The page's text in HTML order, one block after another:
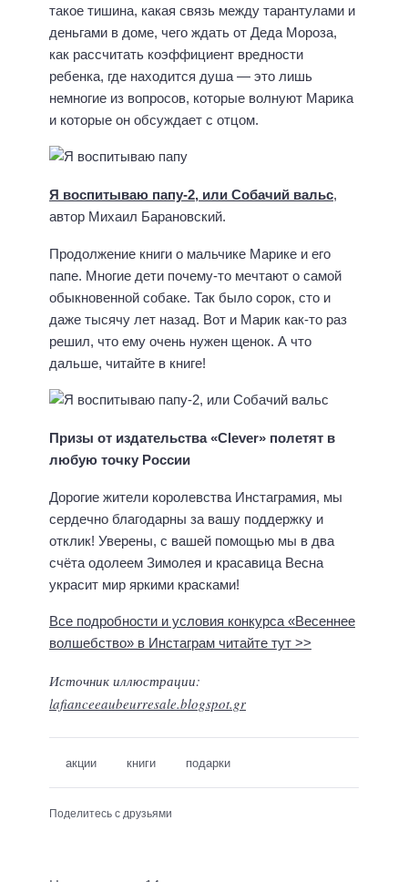
такое тишина, какая связь между тарантулами и
деньгами в доме, чего ждать от Деда Мороза,
как рассчитать коэффициент вредности
ребенка, где находится душа — это лишь
немногие из вопросов, которые волнуют Марика
и которые он обсуждает с отцом.
Я воспитываю папу-2, или Собачий вальс,
автор Михаил Барановский.
Продолжение книги о мальчике Марике и его
папе. Многие дети почему-то мечтают о самой
обыкновенной собаке. Так было сорок, сто и
даже тысячу лет назад. Вот и Марик как-то раз
решил, что ему очень нужен щенок. А что
дальше, читайте в книге!
Призы от издательства «Clever» полетят в
любую точку России
Дорогие жители королевства Инстаграмия, мы
сердечно благодарны за вашу поддержку и
отклик! Уверены, с вашей помощью мы в два
счёта одолеем Зимолея и красавица Весна
украсит мир яркими красками!
Все подробности и условия конкурса «Весеннее
волшебство» в Инстаграм читайте тут >>
Источник иллюстрации:
lafianceeaubeurresale.blogspot.gr
акции книги подарки
Поделитесь с друзьями